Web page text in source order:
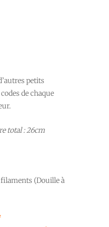
petits
de chaque
total : 26cm
(Douille à